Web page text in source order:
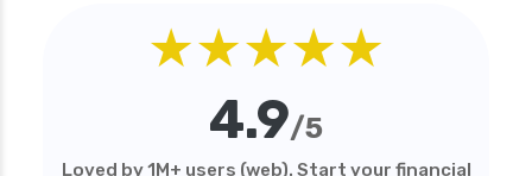
life insurance vs health insurance
maternity health insurance
mediclaim health insurance
★★★★★
4.9/5
Loved by 1M+ users (web). Start your financial